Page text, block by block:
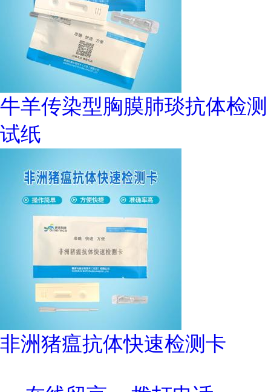
牛羊传染型胸膜肺琰抗体检测
试纸
非洲猪瘟抗体快速检测卡